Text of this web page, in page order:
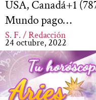
USA, Canadá+1
Mundo pago…
S. F. / Redacción
24 octubre, 2022